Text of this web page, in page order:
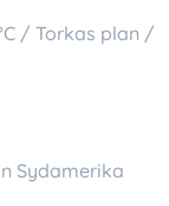
/ Torkas plan /
Sydamerika